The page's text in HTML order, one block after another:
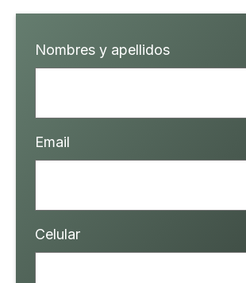
Nombres y apellidos
Email
Celular